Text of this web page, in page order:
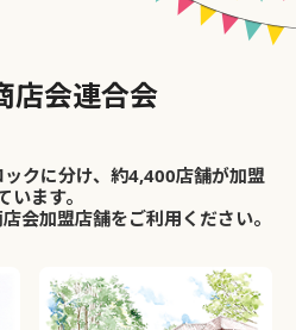
店会連合会
クに分け、約4,400店舗が加盟
います。
会加盟店舗をご利用ください。